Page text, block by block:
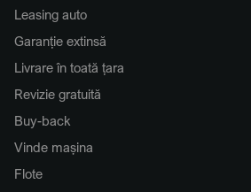
Leasing auto
Garanție extinsă
Livrare în toată țara
Revizie gratuită
Buy-back
Vinde mașina
Flote